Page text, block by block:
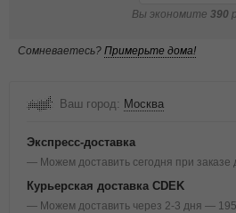
Вы экономите 390
Сомневаетесь? Примерьте дома!
Ваш город: Москва
Экспресс-доставка
— Можем доставить сегодня при
Курьерская доставка CDEK
— Можем доставить через 2-3 дня —